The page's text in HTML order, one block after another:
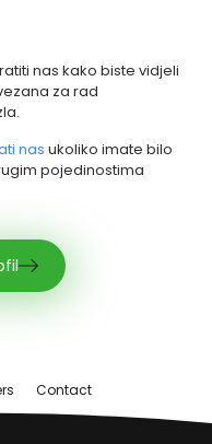
nas kako biste vidjeli
za rad
nas ukoliko imate bilo
pojedinostima
Contact